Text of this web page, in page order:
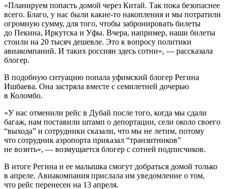
«Планируем попасть домой через Китай. Так пока безопаснее
всего. Благо, у нас были какие-то накопления и мы потратили
огромную сумму, для того, чтобы забронировать билеты
до Пекина, Иркутска и Уфы. Вчера, например, наши билеты
стоили на 20 тысяч дешевле. Это к вопросу политики
авиакомпаний. И таких россиян здесь сотни», — рассказала
блогер.
В подобную ситуацию попала уфимский блогер Регина
Ишбаева. Она застряла вместе с семилетней дочерью
в Коломбо.
«У нас отменили рейс в Дубай после того, когда мы сдали
багаж, нам поставили штамп о депортации, сели около своего
“выхода” и сотрудники сказали, что мы не летим, потому
что сотрудник аэропорта приказал “транзитников”
не возить», — возмущается блогер с сотней подписчиков.
В итоге Регина и ее малышка смогут добраться домой только
в апреле. Авиакомпания прислала им уведомление о том,
что рейс перенесен на 13 апреля.